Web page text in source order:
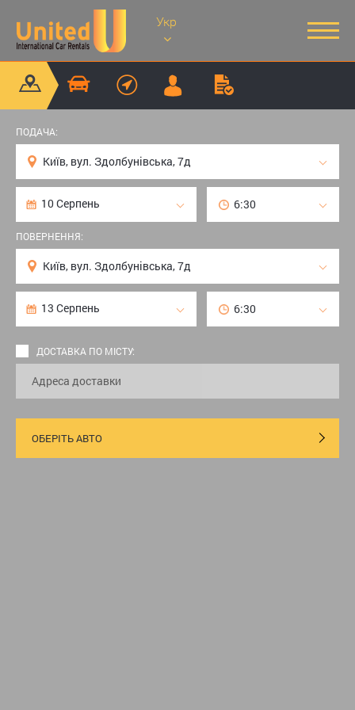
Укр
ПОДАЧА:
ПОВЕРНЕННЯ:
ДОСТАВКА ПО МІСТУ: